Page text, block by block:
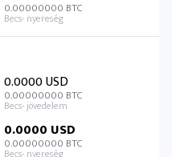
0.00000000 BTC
0.0000 USD
0.00000000 BTC
0.0000 USD
0.00000000 BTC